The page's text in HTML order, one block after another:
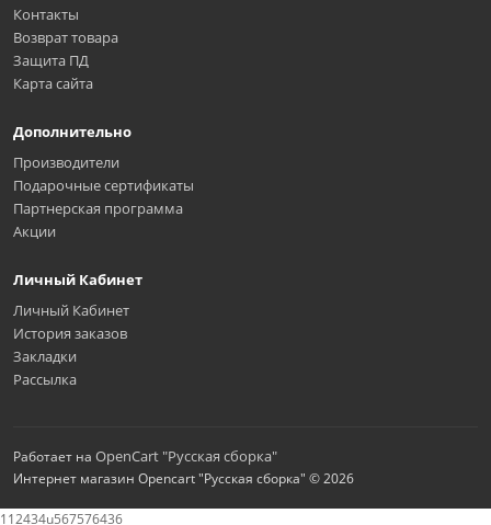
Контакты
Возврат товара
Защита ПД
Карта сайта
Дополнительно
Производители
Подарочные сертификаты
Партнерская программа
Акции
Личный Кабинет
Личный Кабинет
История заказов
Закладки
Рассылка
Работает на OpenCart "Русская сборка"
Интернет магазин Opencart "Русская сборка" © 2026
112434u567576436